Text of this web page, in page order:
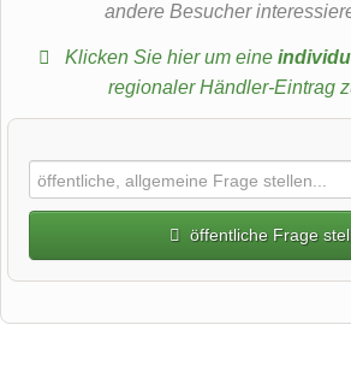
andere Besucher
Klicken Sie hier um eine
regionaler Händler-Eintrag
öffentliche Frage